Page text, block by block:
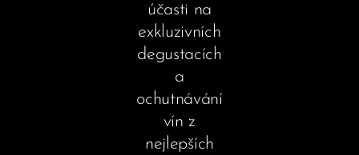
účasti na
exkluzivních
degustacích
a
ochutnávání
vín z
nejlepších